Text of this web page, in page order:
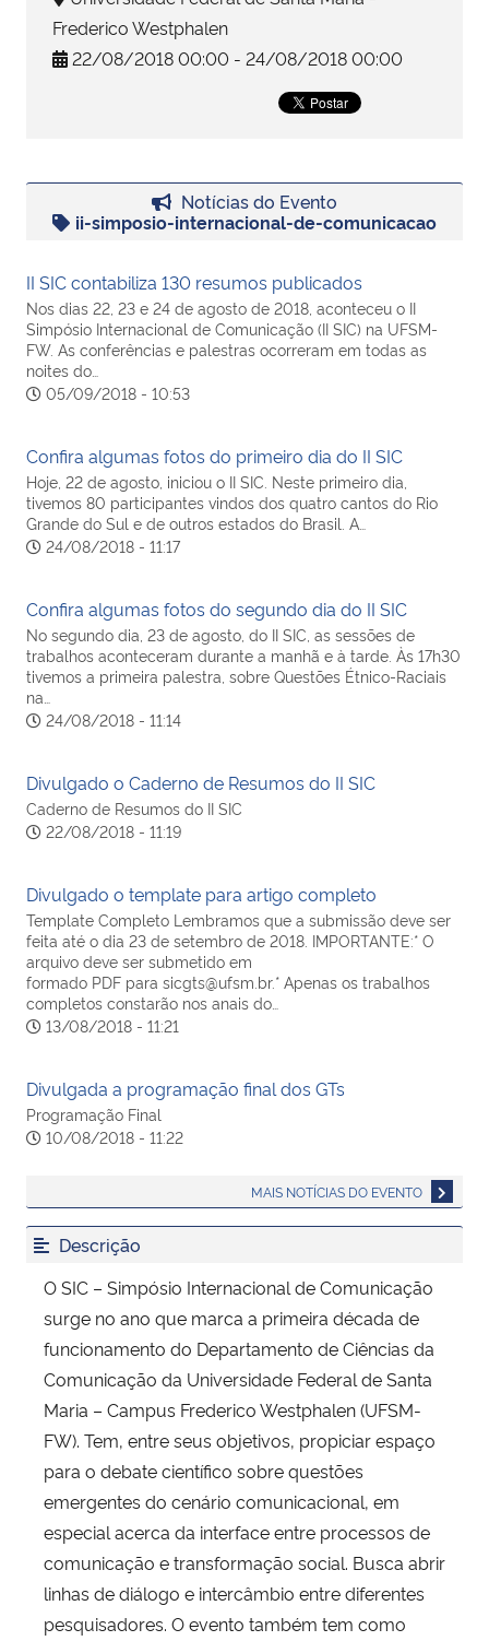
Secretaria-Geral
Advocacia-Geral da União
Banco Central do Brasil
Planalto
Frederico Westphalen
22/08/2018 00:00 - 24/08/2018 00:00
Notícias do Evento
ii-simposio-internacional-de-comunicacao
II SIC contabiliza 130 resumos publicados
Nos dias 22, 23 e 24 de agosto de 2018, aconteceu o II
Simpósio Internacional de Comunicação (II SIC) na UFSM-
FW. As conferências e palestras ocorreram em todas as
noites do…
05/09/2018 - 10:53
Confira algumas fotos do primeiro dia do II SIC
Hoje, 22 de agosto, iniciou o II SIC. Neste primeiro dia,
tivemos 80 participantes vindos dos quatro cantos do Rio
Grande do Sul e de outros estados do Brasil. A…
24/08/2018 - 11:17
Confira algumas fotos do segundo dia do II SIC
No segundo dia, 23 de agosto, do II SIC, as sessões de
trabalhos aconteceram durante a manhã e à tarde. Às 17h30
tivemos a primeira palestra, sobre Questões Étnico-Raciais
na…
24/08/2018 - 11:14
Divulgado o Caderno de Resumos do II SIC
Caderno de Resumos do II SIC
22/08/2018 - 11:19
Divulgado o template para artigo completo
Template Completo Lembramos que a submissão deve ser
feita até o dia 23 de setembro de 2018. IMPORTANTE:* O
arquivo deve ser submetido em
formado PDF para sicgts@ufsm.br.* Apenas os trabalhos
completos constarão nos anais do…
13/08/2018 - 11:21
Divulgada a programação final dos GTs
Programação Final
10/08/2018 - 11:22
MAIS NOTÍCIAS DO EVENTO
Descrição
O SIC – Simpósio Internacional de Comunicação
surge no ano que marca a primeira década de
funcionamento do Departamento de Ciências da
Comunicação da Universidade Federal de Santa
Maria – Campus Frederico Westphalen (UFSM-
FW). Tem, entre seus objetivos, propiciar espaço
para o debate científico sobre questões
emergentes do cenário comunicacional, em
especial acerca da interface entre processos de
comunicação e transformação social. Busca abrir
linhas de diálogo e intercâmbio entre diferentes
pesquisadores. O evento também tem como